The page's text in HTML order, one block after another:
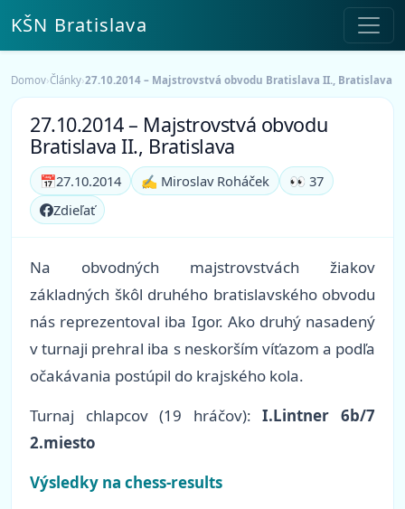
KŠN Bratislava
Domov›Články›27.10.2014 – Majstrovstvá obvodu Bratislava II., Bratislava
27.10.2014 – Majstrovstvá obvodu
Bratislava II., Bratislava
📅27.10.2014 ✍️ Miroslav Roháček
👀 37
Zdieľať
Na obvodných majstrovstvách žiakov
základných škôl druhého bratislavského obvodu
nás reprezentoval iba Igor. Ako druhý nasadený
v turnaji prehral iba s neskorším víťazom a podľa
očakávania postúpil do krajského kola.
Turnaj chlapcov (19 hráčov):I.Lintner 6b/7
2.miesto
Výsledky na chess-results